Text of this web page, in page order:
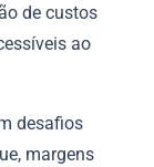
de custos
ao
desafios
margens